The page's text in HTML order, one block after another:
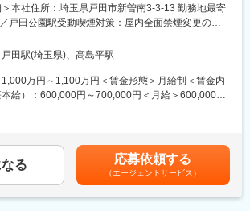
に関わるとりまとめ業務
棟のマネジメント
への提案
：
環境は、人口の高齢化が急速に進み、それにとも
転換期に直面しています。
に、多様化する医療ニーズに応えていくか、これが
営にとって最大のテーマと考えます。
＞本社住所：埼玉県戸田市新曽南3-3-13 勤務地最寄
戸田公園駅受動喫煙対策：屋内全面禁煙変更の範
田駅(埼玉県)、高島平駅
1,000万円～1,100万円＜賃金形態＞月給制＜賃金内
給）：600,000円～700,000円＜月給＞600,000円
手当を含めた表記です。
る 応募依頼する
（エージェントサービス）